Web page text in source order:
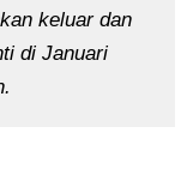
keluar dan
di Januari